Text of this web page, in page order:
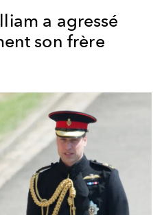
a agressé
son frère